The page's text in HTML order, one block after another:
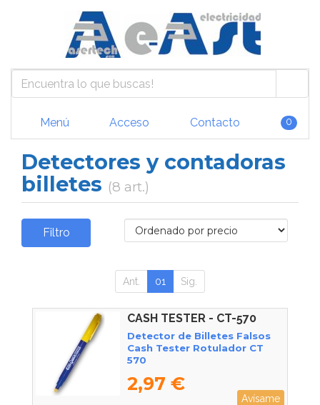
Menú Acceso Contacto 0
Detectores y contadoras
billetes (8 art.)
Filtro
Ant. 01 Sig.
CASH TESTER - CT-570
Detector de Billetes Falsos
Cash Tester Rotulador CT
570
2,97 €
Avísame